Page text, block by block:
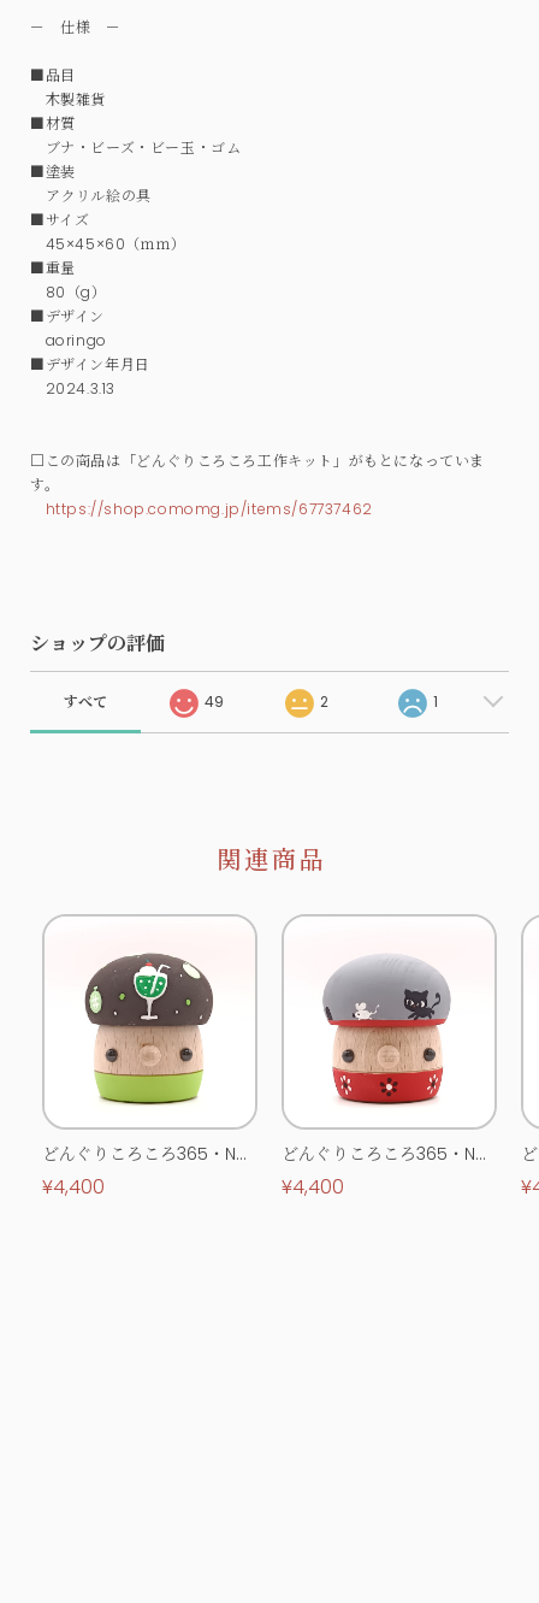
－ 仕様 －
■品目
木製雑貨
■材質
ブナ・ビーズ・ビー玉・ゴム
■塗装
アクリル絵の具
■サイズ
45×45×60（ｍｍ）
■重量
80（g）
■デザイン
aoringo
■デザイン年月日
2024.3.13
□この商品は「どんぐりころころ工作キット」がもとになっていま
す。
https://shop.comomg.jp/items/67737462
ショップの評価
すべて 49 2 1
関連商品
どんぐりころころ365・No.
0513
¥4,400
どんぐりころころ365・No.
0514
¥4,400